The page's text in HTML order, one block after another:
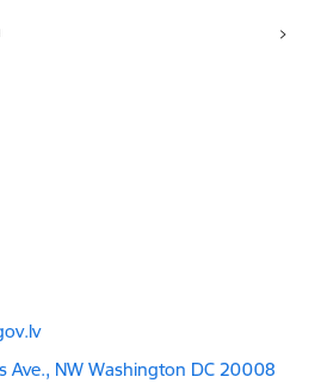
Ave., NW Washington DC 20008